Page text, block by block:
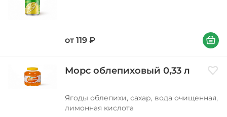
от 119 ₽ В
Морс облепиховый 0,33 л
Ягоды облепихи, сахар, вода очищенная,
лимонная кислота